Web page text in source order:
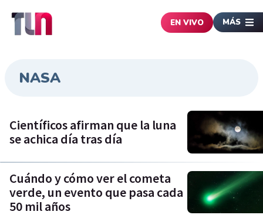
EN VIVO MÁS
NASA
Científicos afirman que la luna
se achica día tras día
Cuándo y cómo ver el cometa
verde, un evento que pasa cada
50 mil años